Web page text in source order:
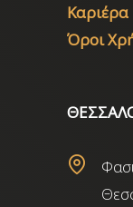
Καριέρα
Όροι